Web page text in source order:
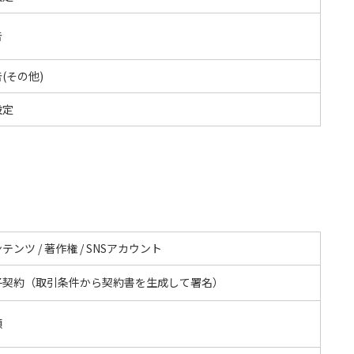
その他)
ンツ / 著作権 / SNSアカウント
約（取引条件から契約書を生成して署名）